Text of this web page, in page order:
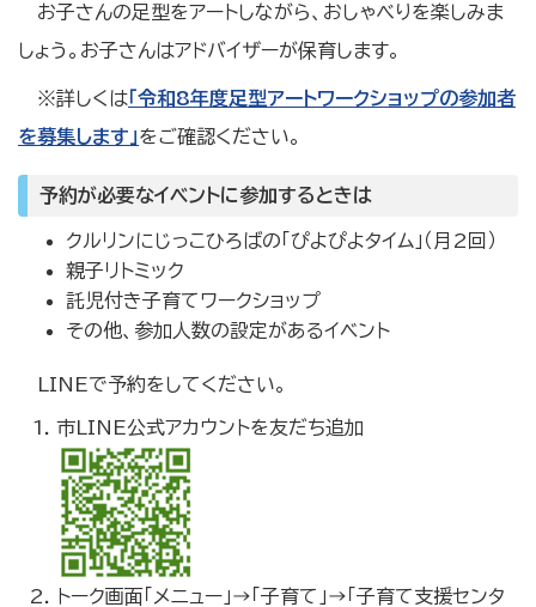
お子さんの足型をアートしながら、おしゃべりを楽しみま
しょう。お子さんはアドバイザーが保育します。
※詳しくは「令和8年度足型アートワークショップの参加者
を募集します」をご確認ください。
予約が必要なイベントに参加するときは
クルリンにじっこひろばの「ぴよぴよタイム」（月2回）
親子リトミック
託児付き子育てワークショップ
その他、参加人数の設定があるイベント
LINEで予約をしてください。
市LINE公式アカウントを友だち追加
トーク画面「メニュー」→「子育て」→「子育て支援センタ